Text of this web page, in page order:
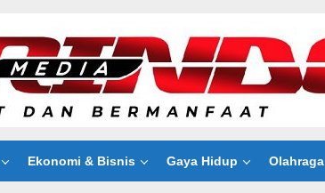
Ekonomi & Bisnis Gaya Hidup Olahraga